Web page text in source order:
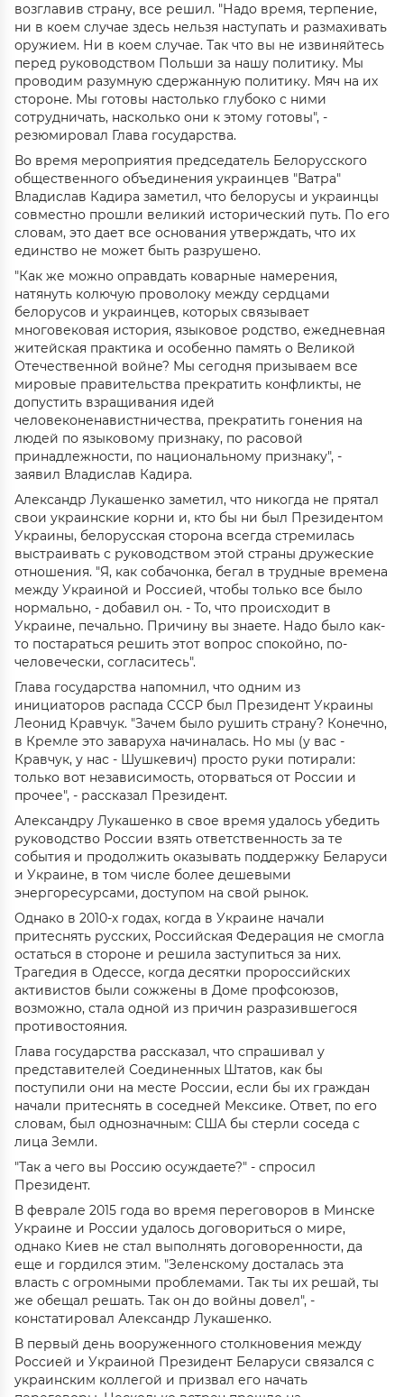
возглавив страну, все решил. "Надо время, терпение,
ни в коем случае здесь нельзя наступать и размахивать
оружием. Ни в коем случае. Так что вы не извиняйтесь
перед руководством Польши за нашу политику. Мы
проводим разумную сдержанную политику. Мяч на их
стороне. Мы готовы настолько глубоко с ними
сотрудничать, насколько они к этому готовы", -
резюмировал Глава государства.
Во время мероприятия председатель Белорусского
общественного объединения украинцев "Ватра"
Владислав Кадира заметил, что белорусы и украинцы
совместно прошли великий исторический путь. По его
словам, это дает все основания утверждать, что их
единство не может быть разрушено.
"Как же можно оправдать коварные намерения,
натянуть колючую проволоку между сердцами
белорусов и украинцев, которых связывает
многовековая история, языковое родство, ежедневная
житейская практика и особенно память о Великой
Отечественной войне? Мы сегодня призываем все
мировые правительства прекратить конфликты, не
допустить взращивания идей
человеконенавистничества, прекратить гонения на
людей по языковому признаку, по расовой
принадлежности, по национальному признаку", -
заявил Владислав Кадира.
Александр Лукашенко заметил, что никогда не прятал
свои украинские корни и, кто бы ни был Президентом
Украины, белорусская сторона всегда стремилась
выстраивать с руководством этой страны дружеские
отношения. "Я, как собачонка, бегал в трудные времена
между Украиной и Россией, чтобы только все было
нормально, - добавил он. - То, что происходит в
Украине, печально. Причину вы знаете. Надо было как-
то постараться решить этот вопрос спокойно, по-
человечески, согласитесь".
Глава государства напомнил, что одним из
инициаторов распада СССР был Президент Украины
Леонид Кравчук. "Зачем было рушить страну? Конечно,
в Кремле это заваруха начиналась. Но мы (у вас -
Кравчук, у нас - Шушкевич) просто руки потирали:
только вот независимость, оторваться от России и
прочее", - рассказал Президент.
Александру Лукашенко в свое время удалось убедить
руководство России взять ответственность за те
события и продолжить оказывать поддержку Беларуси
и Украине, в том числе более дешевыми
энергоресурсами, доступом на свой рынок.
Однако в 2010-х годах, когда в Украине начали
притеснять русских, Российская Федерация не смогла
остаться в стороне и решила заступиться за них.
Трагедия в Одессе, когда десятки пророссийских
активистов были сожжены в Доме профсоюзов,
возможно, стала одной из причин разразившегося
противостояния.
Глава государства рассказал, что спрашивал у
представителей Соединенных Штатов, как бы
поступили они на месте России, если бы их граждан
начали притеснять в соседней Мексике. Ответ, по его
словам, был однозначным: США бы стерли соседа с
лица Земли.
"Так а чего вы Россию осуждаете?" - спросил
Президент.
В феврале 2015 года во время переговоров в Минске
Украине и России удалось договориться о мире,
однако Киев не стал выполнять договоренности, да
еще и гордился этим. "Зеленскому досталась эта
власть с огромными проблемами. Так ты их решай, ты
же обещал решать. Так он до войны довел", -
констатировал Александр Лукашенко.
В первый день вооруженного столкновения между
Россией и Украиной Президент Беларуси связался с
украинским коллегой и призвал его начать